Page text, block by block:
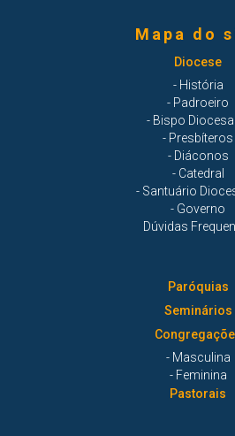
Mapa do
Diocese
- História
- Padroeiro
- Bispo
- Presbíteros
- Diáconos
- Catedral
- Santuário
- Governo
Dúvidas
Paróquias
Seminários
- Masculina
- Feminina
Pastorais